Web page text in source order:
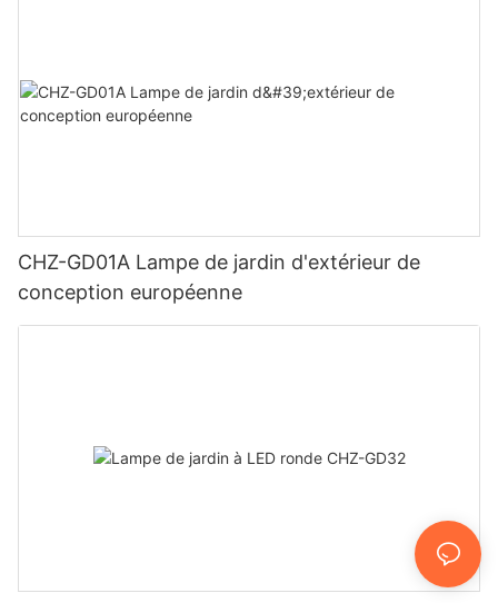
CHZ-GD01A Lampe de jardin d'extérieur de
conception européenne